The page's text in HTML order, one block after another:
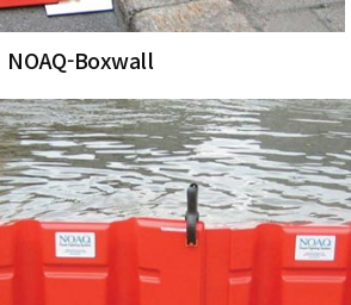
NOAQ-Boxwall